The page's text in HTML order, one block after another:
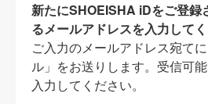
新たにSHOEISHA iDをご登録
るメールアドレスを入力してく
ご入力のメールアドレス宛て
ル」をお送りします。受信可
入力してください。